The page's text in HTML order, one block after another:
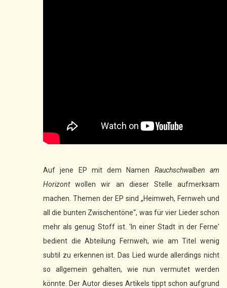
Auf jene EP mit dem Namen Rauchschwalben am
Horizontwollen wir an dieser Stelle aufmerksam
machen. Themen der EP sind „Heimweh, Fernweh und
all die bunten Zwischentöne“, was für vier Lieder schon
mehr als genug Stoff ist. 'In einer Stadt in der Ferne'
bedient die Abteilung Fernweh, wie am Titel wenig
subtil zu erkennen ist. Das Lied wurde allerdings nicht
so allgemein gehalten, wie nun vermutet werden
könnte. Der Autor dieses Artikels tippt schon aufgrund